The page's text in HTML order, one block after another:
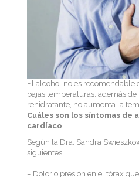
El alcohol no es recomendable
bajas temperaturas: además
rehidratante, no aumenta la
Cuáles son los síntomas de
cardíaco
Según la Dra. Sandra
siguientes:
– Dolor o presión en el tórax